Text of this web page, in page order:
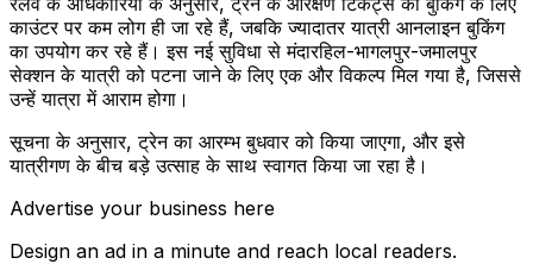
काउंटर पर कम लोग ही जा रहे हैं, जबकि ज्यादातर यात्री आनलाइन बुकिंग
का उपयोग कर रहे हैं। इस नई सुविधा से मंदारहिल-भागलपुर-जमालपुर
सेक्शन के यात्री को पटना जाने के लिए एक और विकल्प मिल गया है, जिससे
उन्हें यात्रा में आराम होगा।
सूचना के अनुसार, ट्रेन का आरम्भ बुधवार को किया जाएगा, और इसे
यात्रीगण के बीच बड़े उत्साह के साथ स्वागत किया जा रहा है।
Advertise your business here
Design an ad in a minute and reach local readers.